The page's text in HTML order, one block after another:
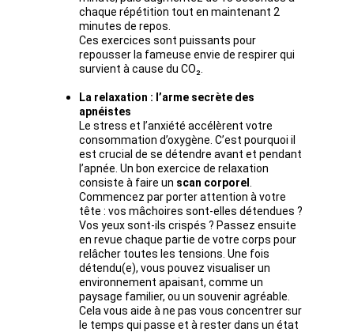
chaque répétition tout en maintenant 2
minutes de repos.
Ces exercices sont puissants pour
repousser la fameuse envie de respirer qui
survient à cause du CO₂.
La relaxation : l’arme secrète des
apnéistes
Le stress et l’anxiété accélèrent votre
consommation d’oxygène. C’est pourquoi il
est crucial de se détendre avant et pendant
l’apnée. Un bon exercice de relaxation
consiste à faire un scan corporel
Commencez par porter attention à votre
tête : vos mâchoires sont-elles détendues ?
Vos yeux sont-ils crispés ? Passez ensuite
en revue chaque partie de votre corps pour
relâcher toutes les tensions. Une fois
détendu(e), vous pouvez visualiser un
environnement apaisant, comme un
paysage familier, ou un souvenir agréable.
Cela vous aide à ne pas vous concentrer sur
le temps qui passe et à rester dans un état